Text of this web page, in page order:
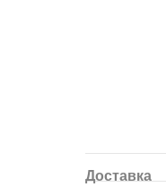
Доставка